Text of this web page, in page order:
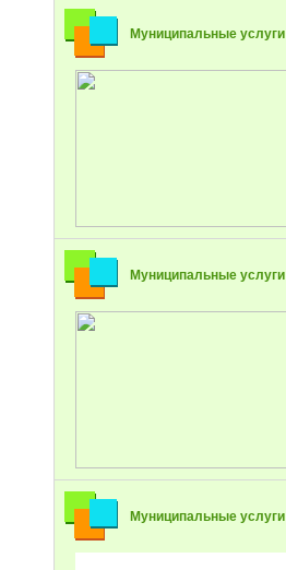
Муниципальные услуги
Муниципальные услуги
Муниципальные услуги